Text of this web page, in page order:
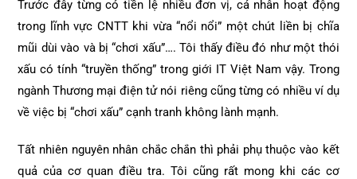
Trước đây từng có tiền lệ nhiều đơn vị, cá nhân hoạt động
trong lĩnh vực CNTT khi vừa “nổi nổi” một chút liền bị chĩa
mũi dùi vào và bị “chơi xấu”…. Tôi thấy điều đó như một thói
xấu có tính “truyền thống” trong giới IT Việt Nam vậy. Trong
ngành Thương mại điện tử nói riêng cũng từng có nhiều ví dụ
về việc bị “chơi xấu” cạnh tranh không lành mạnh.
Tất nhiên nguyên nhân chắc chắn thì phải phụ thuộc vào kết
quả của cơ quan điều tra. Tôi cũng rất mong khi các cơ